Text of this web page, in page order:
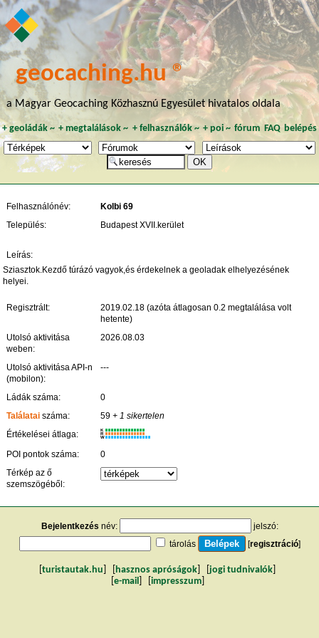
geocaching.hu ®
a Magyar Geocaching Közhasznú Egyesület hivatalos oldala
+geoládák~ +megtalálások ~ + felhasználók~ + poi~ fórum FAQ belépés
Felhasználónév:
Kolbi 69
Település:
Budapest XVII.kerület
Leírás:
Sziasztok.Kezdő túrázó vagyok,és érdekelnek a geoladak elhelyezésének
helyei.
Regisztrált:
2019.02.18 (azóta átlagosan 0.2 megtalálása volt
hetente)
Utolsó aktivitása
weben:
2026.08.03
Utolsó aktivitása API-n
(mobilon):
---
Ládák száma:
0
Találatai száma: 59 + 1 sikertelen
Értékelései átlaga:
K
R
W
POI pontok száma:
0
Térkép az ő
szemszögéből:
Bejelentkezés név:
jelszó:
tárolás
[regisztráció]
turistautak.hu hasznos apróságok jogi tudnivalók
e-mail impresszum]